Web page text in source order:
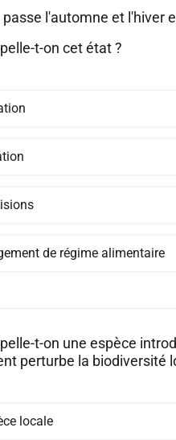
l'automne et l'hiver
t-on cet état ?
de régime alimentaire
t-on une espèce
perturbe la biodiversité
locale